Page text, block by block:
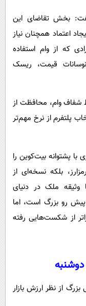
گفت: بخش تقاضای این
اعتماد همچنان نیاز
که از وام استفاده
قیمت، ریسک
شفاف وام، محافظت از
پلتفرم از نرخ‌ مهم‌تر
با پشتوانه بیت‌کوین را
بلکه نسخه‌ای از
وثیقه ملک در دنیای
رو بزرگ است، اما
از شکست‌هایی رفته
دوشنبه
۱۰ ارز دیجیتالی بزرگ از نظر ارزش بازار